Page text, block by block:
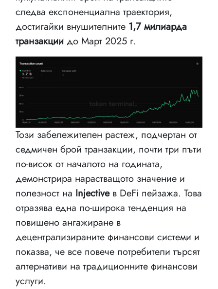
следва експоненциална траектория,
достигайки внушителните 1,7 милиарда
транзакции до Март 2025 г.
Този забележителен растеж, подчертан от
седмичен брой транзакции, почти три пъти
по-висок от началото на годината,
демонстрира нарастващото значение и
полезност на Injectiveв DeFi пейзажа. Това
отразява една по-широка тенденция на
повишено ангажиране в
децентрализираните финансови системи и
показва, че все повече потребители търсят
алтернативи на традиционните финансови
услуги.